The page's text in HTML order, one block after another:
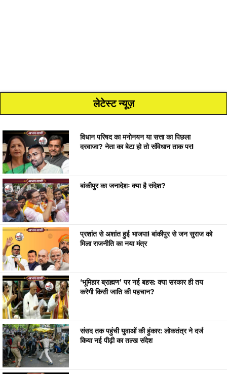
लेटेस्ट न्यूज़
विधान परिषद का मनोनयन या सत्ता का पिछला
दरवाजा? नेता का बेटा हो तो संविधान ताक पर!
बांकीपुर का जनादेशः क्या है संदेश?
प्रशांत से अशांत हुई भाजपा! बांकीपुर से जन सुराज को
मिला राजनीति का नया मंत्र
‘भूमिहार ब्राह्मण’ पर नई बहस: क्या सरकार ही तय
करेगी किसी जाति की पहचान?
संसद तक पहुंची युवाओं की हुंकार: लोकतंत्र ने दर्ज
किया नई पीढ़ी का तल्ख संदेश